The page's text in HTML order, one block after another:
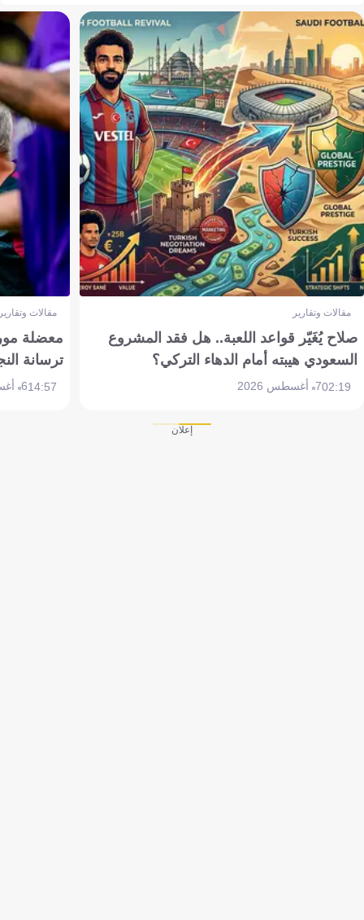
مقالات وتقارير
صلاح يُغَيّر قواعد اللعبة.. هل فقد المشروع
السعودي هيبته أمام الدهاء التركي؟
02:197 أغسطس 2026
مقالات
معضلة
ترسانة
14:576 أغسطس 2026
إعلان